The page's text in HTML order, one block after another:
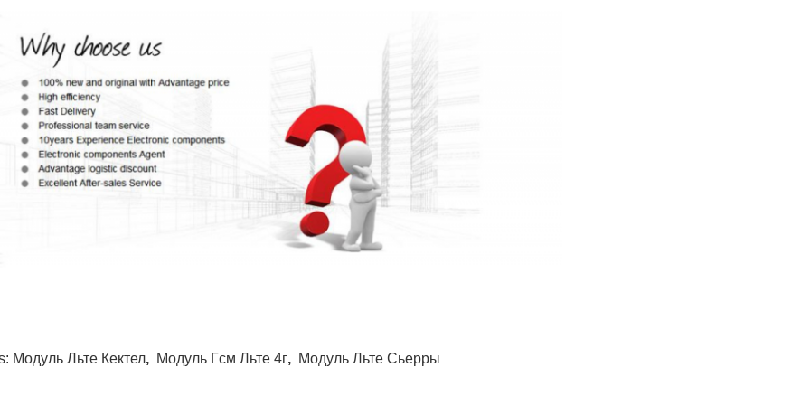
Модуль Льте Кектел, Модуль Гсм Льте 4г, Модуль Льте Сьерры